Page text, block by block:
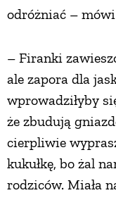
odróżniać –
– Firanki
ale zapora dla
wprowadziłyby
że zbudują
cierpliwie
kukułkę, bo żal
rodziców. Miała